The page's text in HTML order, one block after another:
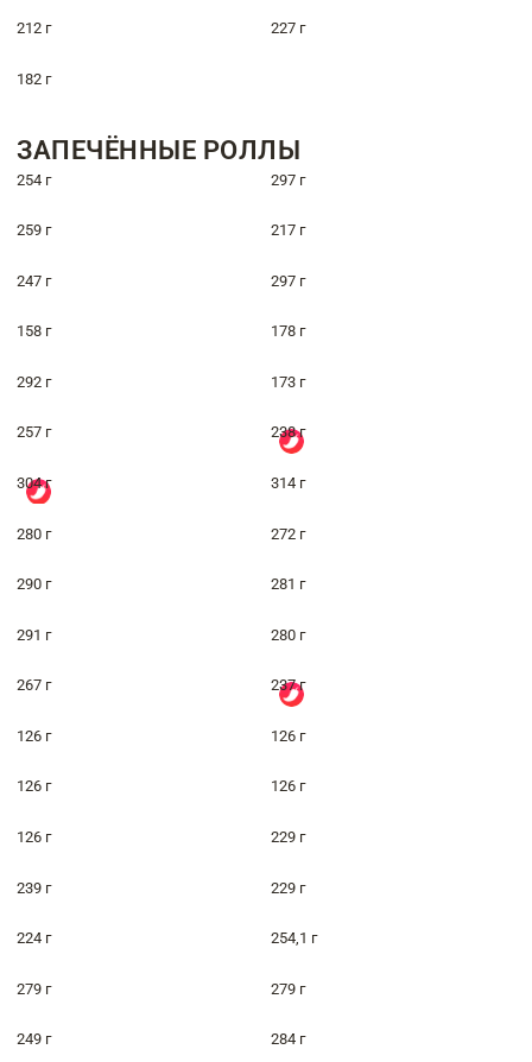
212 г 227 г
182 г
ЗАПЕЧЁННЫЕ РОЛЛЫ
254 г 297 г
259 г 217 г
247 г 297 г
158 г 178 г
292 г 173 г
257 г 238 г
304 г 314 г
280 г 272 г
290 г 281 г
291 г 280 г
267 г 237 г
126 г 126 г
126 г 126 г
126 г 229 г
239 г 229 г
224 г 254,1 г
279 г 279 г
249 г 284 г